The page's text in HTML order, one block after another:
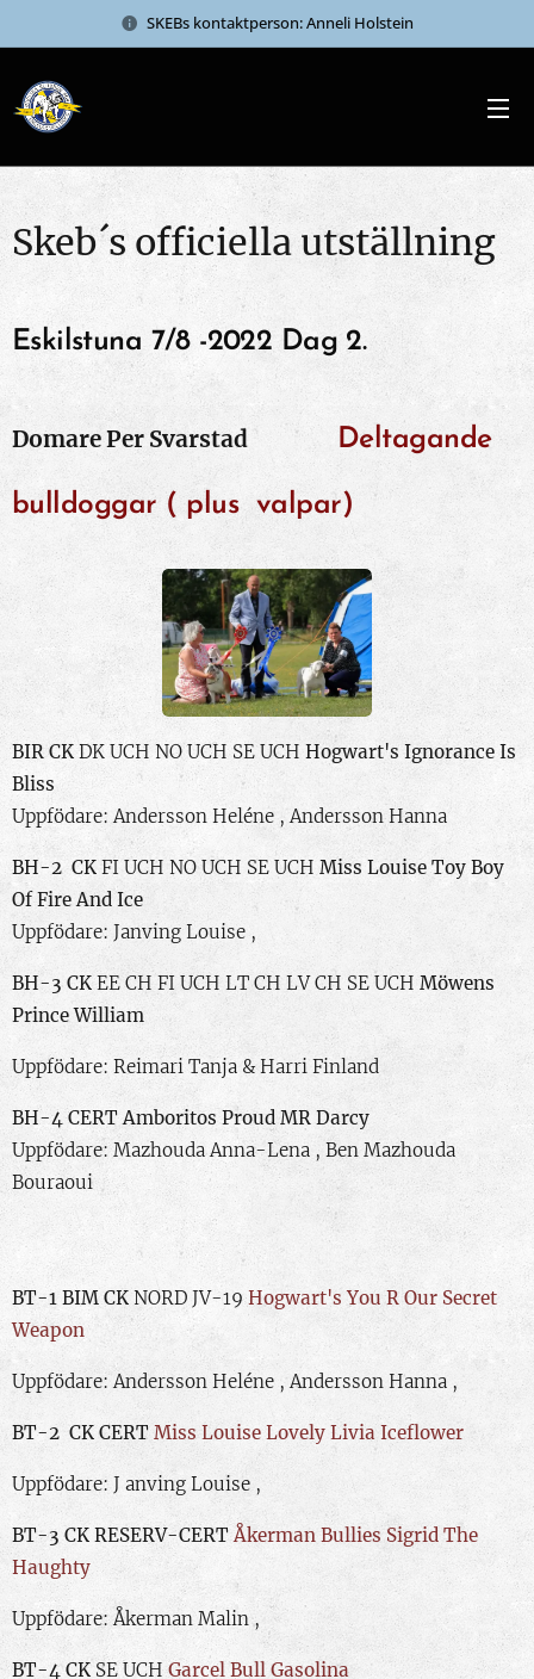
SKEBs kontaktperson: Anneli Holstein
Skeb´s officiella utställning
Eskilstuna 7/8 -2022 Dag 2.
Domare Per Svarstad Deltagande
bulldoggar ( plus valpar)
BIR CK DK UCH NO UCH SE UCH Hogwart's Ignorance Is
Bliss
Uppfödare: Andersson Heléne , Andersson Hanna
BH-2 CK FI UCH NO UCH SE UCH Miss Louise Toy Boy
Of Fire And Ice
Uppfödare: Janving Louise ,
BH-3 CK EE CH FI UCH LT CH LV CH SE UCH Möwens
Prince William
Uppfödare: Reimari Tanja & Harri Finland
BH-4 CERT Amboritos Proud MR Darcy
Uppfödare: Mazhouda Anna-Lena , Ben Mazhouda
Bouraoui
BT-1 BIM CK NORD JV-19Hogwart's You R Our Secret
Weapon
Uppfödare: Andersson Heléne , Andersson Hanna ,
BT-2 CK CERT Miss Louise Lovely Livia Iceflower
Uppfödare: J anving Louise ,
BT-3 CK RESERV-CERTÅkerman Bullies Sigrid The
Haughty
Uppfödare: Åkerman Malin ,
BT-4 CK SE UCHGarcel Bull Gasolina